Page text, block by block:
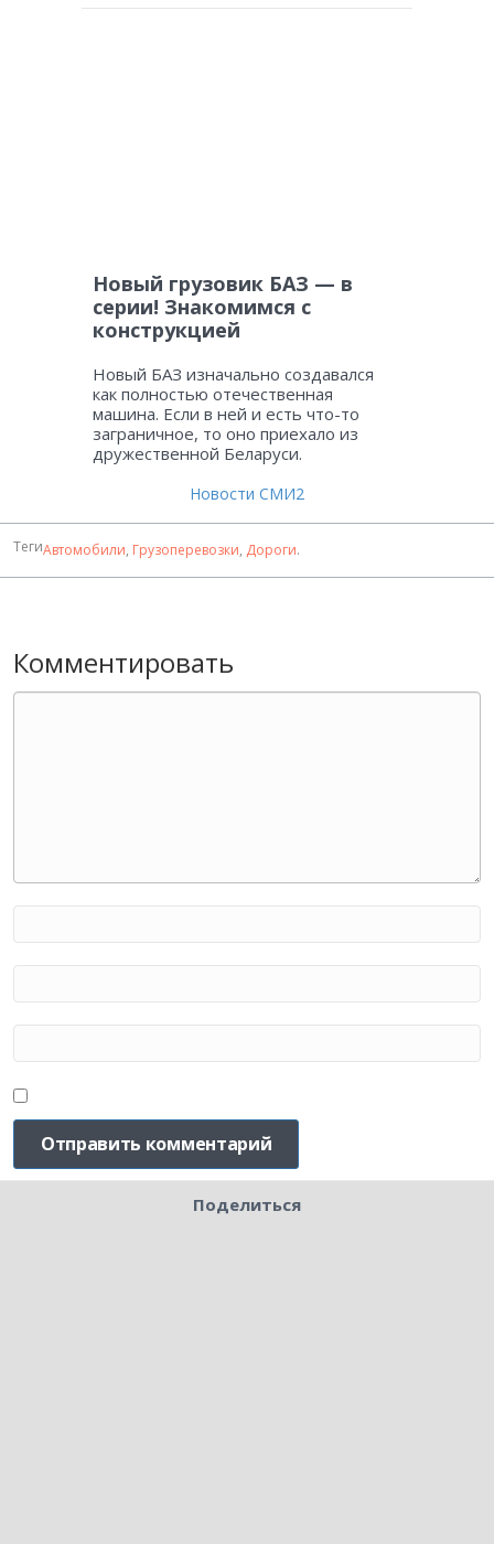
Новый грузовик БАЗ — в
серии! Знакомимся с
конструкцией
Новый БАЗ изначально создавался
как полностью отечественная
машина. Если в ней и есть что-то
заграничное, то оно приехало из
дружественной Беларуси.
Новости СМИ2
ТегиАвтомобили, Грузоперевозки, Дороги.
Комментировать
Поделиться